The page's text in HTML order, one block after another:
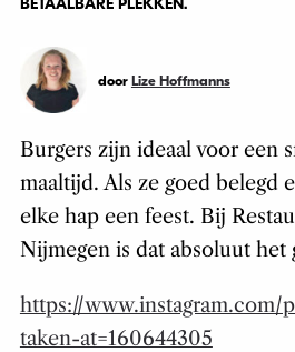
BETAALBARE PLEKKEN.
door Lize Hoffmanns
Burgers zijn ideaal voor een
maaltijd. Als ze goed belegd
elke hap een feest. Bij
Nijmegen is dat absoluut het
https://www.instagram.com/
taken-at=160644305